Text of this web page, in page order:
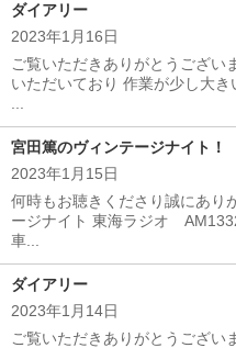
ダイアリー
2023年1月16日
ご覧いただきありがとうござ
いただいており 作業が少し大
宮田篤のヴィンテージナイト
2023年1月15日
何時もお聴きくださり誠にあり
ージナイト 東海ラジオ
車...
ダイアリー
2023年1月14日
ご覧いただきありがとうござ